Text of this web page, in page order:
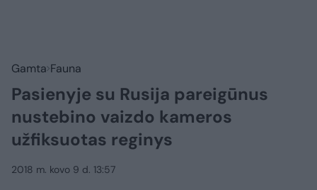
Gamta Fauna
Pasienyje su Rusija pareigūnus
nustebino vaizdo kameros
užfiksuotas reginys
2018 m. kovo 9 d. 13:57